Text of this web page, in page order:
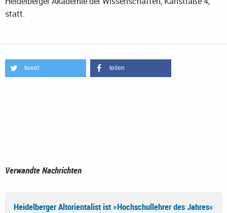
statt.
tweet teilen
Verwandte Nachrichten
Heidelberger Altorientalist ist »Hochschullehrer des Jahres«